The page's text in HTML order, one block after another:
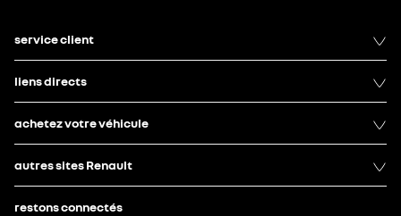
service client
liens directs
achetez votre véhicule
autres sites Renault
restons connectés